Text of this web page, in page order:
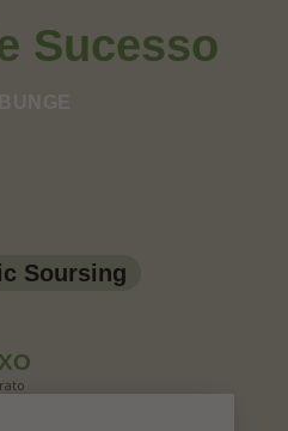
Sucesso
Soursing